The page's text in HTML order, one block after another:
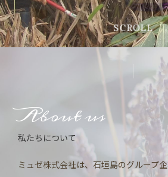
SCROLL
About us
私たちについて
ミュゼ株式会社は、石垣島のグループ